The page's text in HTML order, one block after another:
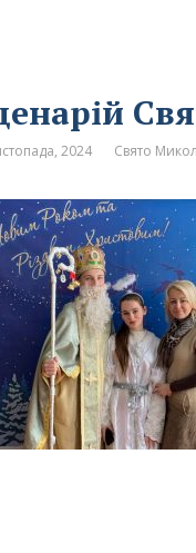
2024 Свято